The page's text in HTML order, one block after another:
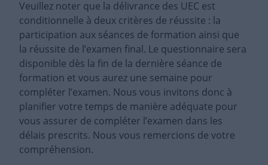
Veuillez noter que la délivrance des UEC est
conditionnelle à deux critères de réussite : la
participation aux séances de formation ainsi que
la réussite de l’examen final. Le questionnaire sera
disponible dès la fin de la dernière séance de
formation et vous aurez une semaine pour
compléter l’examen. Nous vous invitons donc à
planifier votre temps de manière adéquate pour
vous assurer de compléter l’examen dans les
délais prescrits. Nous vous remercions de votre
compréhension.